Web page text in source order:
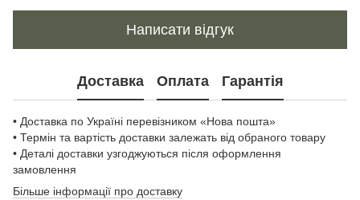
Написати відгук
Доставка Оплата Гарантія
• Доставка по Україні перевізником «Нова пошта»
• Термін та вартість доставки залежать від обраного товару
• Деталі доставки узгоджуються після оформлення
замовлення
Більше інформації про доставку